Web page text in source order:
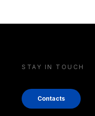
STAY IN TOUCH
Contacts